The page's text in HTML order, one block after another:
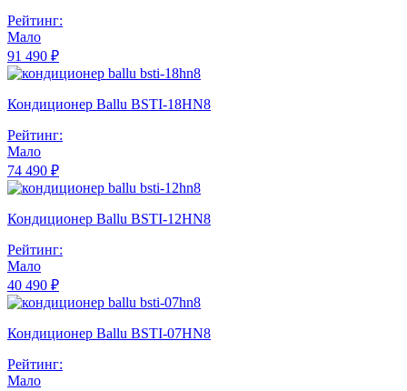
Рейтинг:
Мало
91 490 ₽
Кондиционер Ballu BSTI-18HN8
Рейтинг:
Мало
74 490 ₽
Кондиционер Ballu BSTI-12HN8
Рейтинг:
Мало
40 490 ₽
Кондиционер Ballu BSTI-07HN8
Рейтинг:
Мало